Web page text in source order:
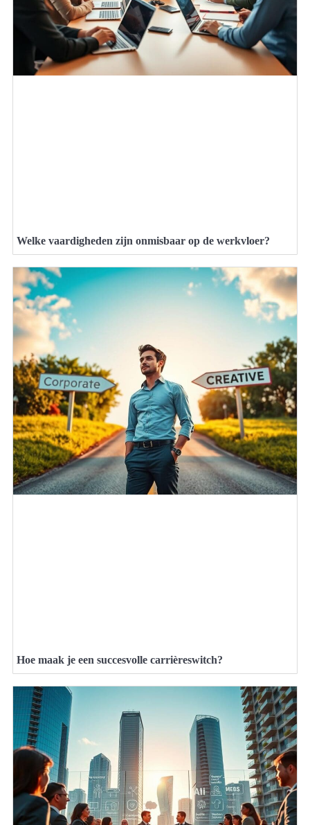
Welke vaardigheden zijn onmisbaar op de werkvloer?
Hoe maak je een succesvolle carrièreswitch?